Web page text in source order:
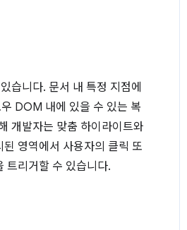
습니다. 문서 내 특정 지점에
DOM 내에 있을 수 있는 복
개발자는 맞춤 하이라이트와
영역에서 사용자의 클릭 또
트리거할 수 있습니다.